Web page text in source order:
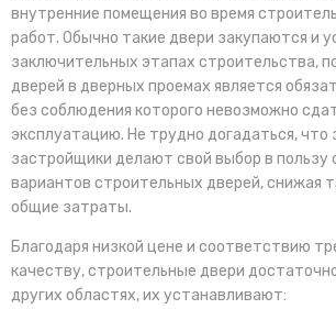
внутренние помещения во время
работ. Обычно такие двери закупаются и
заключительных этапах строительства,
дверей в дверных проемах является
без соблюдения которого невозможно
эксплуатацию. Не трудно догадаться, что
застройщики делают свой выбор в
вариантов строительных дверей, снижая
общие затраты.
Благодаря низкой цене и соответствию
качеству, строительные двери
других областях, их устанавливают: